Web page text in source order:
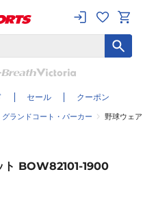
セール クーポン
グランドコート・パーカー 野球ウェ
ト BOW82101-1900